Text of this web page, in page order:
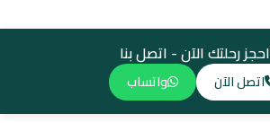
احجز رحلتك الآن - اتصل بنا
اتصل الآن واتساب